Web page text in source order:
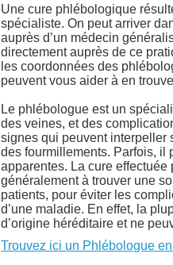
Une cure phlébologique
spécialiste. On peut arriver
auprès d’un médecin
directement auprès de ce
les coordonnées des
peuvent vous aider à en
Le phlébologue est un
des veines, et des
signes qui peuvent interpeller
des fourmillements. Parfois, il
apparentes. La cure
généralement à trouver une
patients, pour éviter les
d’une maladie. En effet, la
d’origine héréditaire et ne
Trouvez ici un Phlébologue